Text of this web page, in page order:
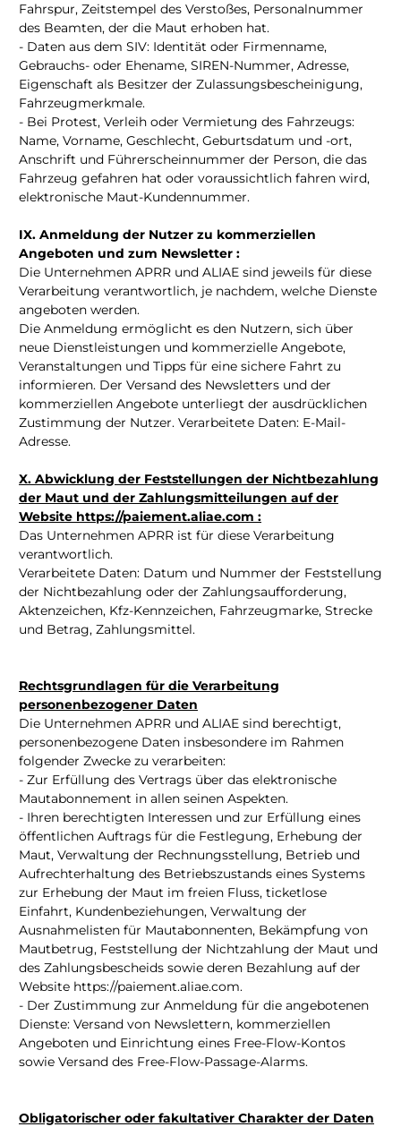
Fahrspur, Zeitstempel des Verstoßes, Personalnummer
des Beamten, der die Maut erhoben hat.
- Daten aus dem SIV: Identität oder Firmenname,
Gebrauchs- oder Ehename, SIREN-Nummer, Adresse,
Eigenschaft als Besitzer der Zulassungsbescheinigung,
Fahrzeugmerkmale.
- Bei Protest, Verleih oder Vermietung des Fahrzeugs:
Name, Vorname, Geschlecht, Geburtsdatum und -ort,
Anschrift und Führerscheinnummer der Person, die das
Fahrzeug gefahren hat oder voraussichtlich fahren wird,
elektronische Maut-Kundennummer.
IX. Anmeldung der Nutzer zu kommerziellen
Angeboten und zum Newsletter :
Die Unternehmen APRR und ALIAE sind jeweils für diese
Verarbeitung verantwortlich, je nachdem, welche Dienste
angeboten werden.
Die Anmeldung ermöglicht es den Nutzern, sich über
neue Dienstleistungen und kommerzielle Angebote,
Veranstaltungen und Tipps für eine sichere Fahrt zu
informieren. Der Versand des Newsletters und der
kommerziellen Angebote unterliegt der ausdrücklichen
Zustimmung der Nutzer. Verarbeitete Daten: E-Mail-
Adresse.
X. Abwicklung der Feststellungen der Nichtbezahlung
der Maut und der Zahlungsmitteilungen auf der
Website https://paiement.aliae.com :
Das Unternehmen APRR ist für diese Verarbeitung
verantwortlich.
Verarbeitete Daten: Datum und Nummer der Feststellung
der Nichtbezahlung oder der Zahlungsaufforderung,
Aktenzeichen, Kfz-Kennzeichen, Fahrzeugmarke, Strecke
und Betrag, Zahlungsmittel.
Rechtsgrundlagen für die Verarbeitung
personenbezogener Daten
Die Unternehmen APRR und ALIAE sind berechtigt,
personenbezogene Daten insbesondere im Rahmen
folgender Zwecke zu verarbeiten:
- Zur Erfüllung des Vertrags über das elektronische
Mautabonnement in allen seinen Aspekten.
- Ihren berechtigten Interessen und zur Erfüllung eines
öffentlichen Auftrags für die Festlegung, Erhebung der
Maut, Verwaltung der Rechnungsstellung, Betrieb und
Aufrechterhaltung des Betriebszustands eines Systems
zur Erhebung der Maut im freien Fluss, ticketlose
Einfahrt, Kundenbeziehungen, Verwaltung der
Ausnahmelisten für Mautabonnenten, Bekämpfung von
Mautbetrug, Feststellung der Nichtzahlung der Maut und
des Zahlungsbescheids sowie deren Bezahlung auf der
Website https://paiement.aliae.com.
- Der Zustimmung zur Anmeldung für die angebotenen
Dienste: Versand von Newslettern, kommerziellen
Angeboten und Einrichtung eines Free-Flow-Kontos
sowie Versand des Free-Flow-Passage-Alarms.
Obligatorischer oder fakultativer Charakter der Daten